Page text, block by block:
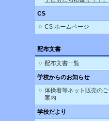
CS
CS ホームページ
配布文書
配布文書一覧
学校からのお知らせ
体操着等ネット販売のご
案内
学校だより